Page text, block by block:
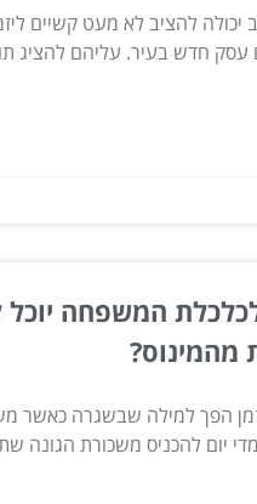
יכולה להציב לא מעט קשיים
עסק חדש בעיר. עליהם להציג
המשפחה יוכל
מהמינוס?
הפך למילה שבשגרה כאשר
יום להכניס משכורת הגונה